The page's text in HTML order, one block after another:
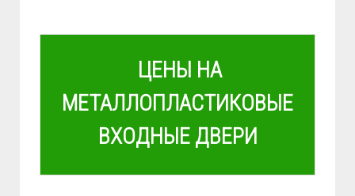
ЦЕНЫ НА
МЕТАЛЛОПЛАСТИКОВЫЕ
ВХОДНЫЕ ДВЕРИ